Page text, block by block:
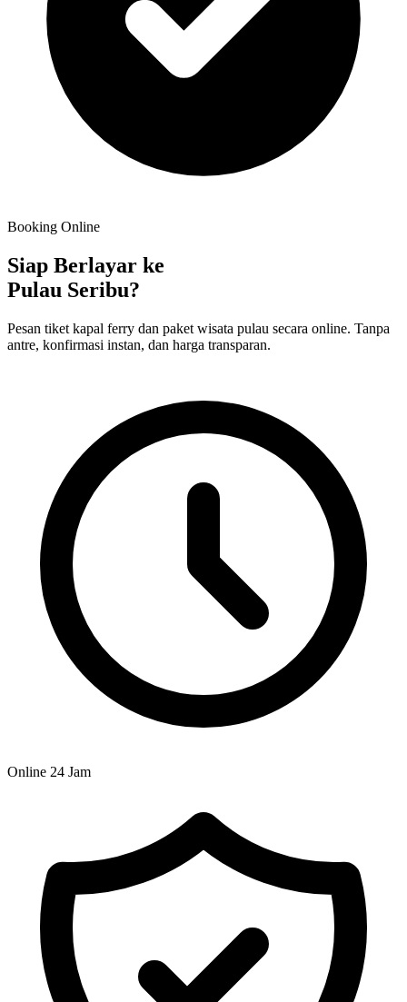
Booking Online
Siap Berlayar ke
Pulau Seribu?
Pesan tiket kapal ferry dan paket wisata pulau secara online. Tanpa
antre, konfirmasi instan, dan harga transparan.
Online 24 Jam